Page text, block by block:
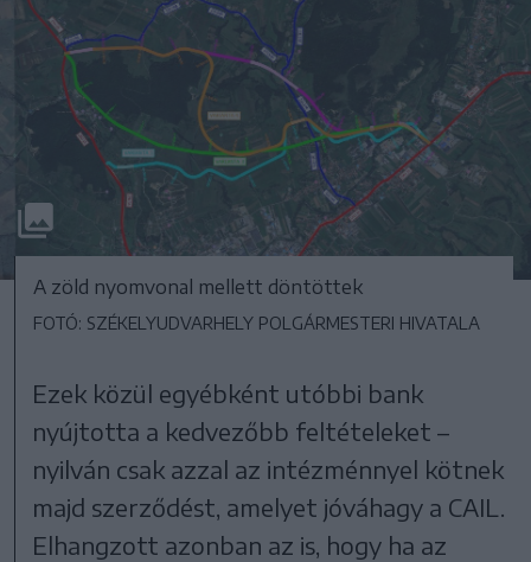
A zöld nyomvonal mellett döntöttek
FOTÓ: SZÉKELYUDVARHELY POLGÁRMESTERI HIVATALA
Ezek közül egyébként utóbbi bank
nyújtotta a kedvezőbb feltételeket –
nyilván csak azzal az intézménnyel kötnek
majd szerződést, amelyet jóváhagy a CAIL.
Elhangzott azonban az is, hogy ha az